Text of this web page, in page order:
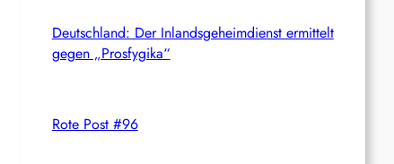
Deutschland: Der Inlandsgeheimdienst ermittelt
gegen „Prosfygika“
Rote Post #96